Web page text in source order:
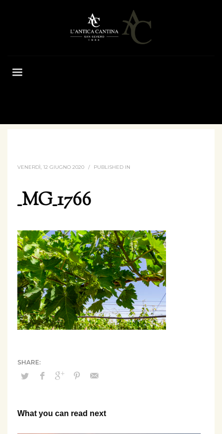
VENERDÌ, 12 GIUGNO 2020 / PUBLISHED IN
_MG_1766
What you can read next